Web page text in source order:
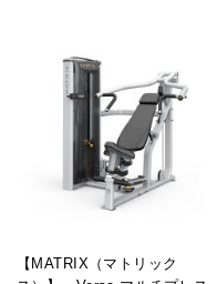
【MATRIX（マトリック